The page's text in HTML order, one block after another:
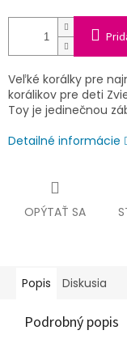
Veľké korálky pre
korálikov pre deti
Toy je jedinečnou
Detailné informácie
OPÝTAŤ SA
Popis Diskusia
Podrobný popis